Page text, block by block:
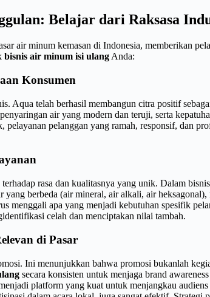
Belajar dari Raksasa
air minum kemasan di Indonesia, memberikan
bisnis air minum isi ulang Anda:
Konsumen
Aqua telah berhasil membangun citra positif
air yang modern dan teruji, serta
pelayanan pelanggan yang ramah, responsif, dan
rasa dan kualitasnya yang unik. Dalam
berbeda (air mineral, air alkali, air
menggali apa yang menjadi kebutuhan spesifik
celah dan menciptakan nilai tambah.
di Pasar
Ini menunjukkan bahwa promosi bukanlah
secara konsisten untuk menjaga brand
platform yang kuat untuk menjangkau